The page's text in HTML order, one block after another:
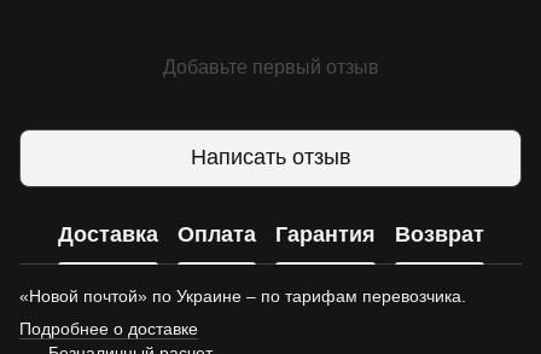
Добавьте первый отзыв
Написать отзыв
Доставка Оплата Гарантия Возврат
«Новой почтой» по Украине – по тарифам перевозчика.
Подробнее о доставке